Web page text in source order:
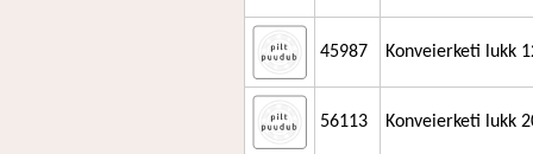
45987 Konveierketi lukk
56113 Konveierketi lukk